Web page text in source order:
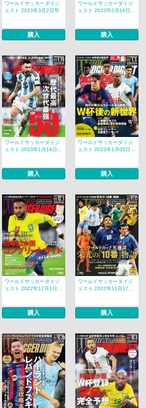
ワールドサッカーダイジ
ェスト 2023年3月2日号
購入
ワールドサッカーダイジ
ェスト 2023年2月16日...
購入
ワールドサッカーダイジ
ェスト 2023年1月19日...
購入
ワールドサッカーダイジ
ェスト 2023年1月05日...
購入
ワールドサッカーダイジ
ェスト 2022年12月1日...
購入
ワールドサッカーダイジ
ェスト 2022年11月17...
購入